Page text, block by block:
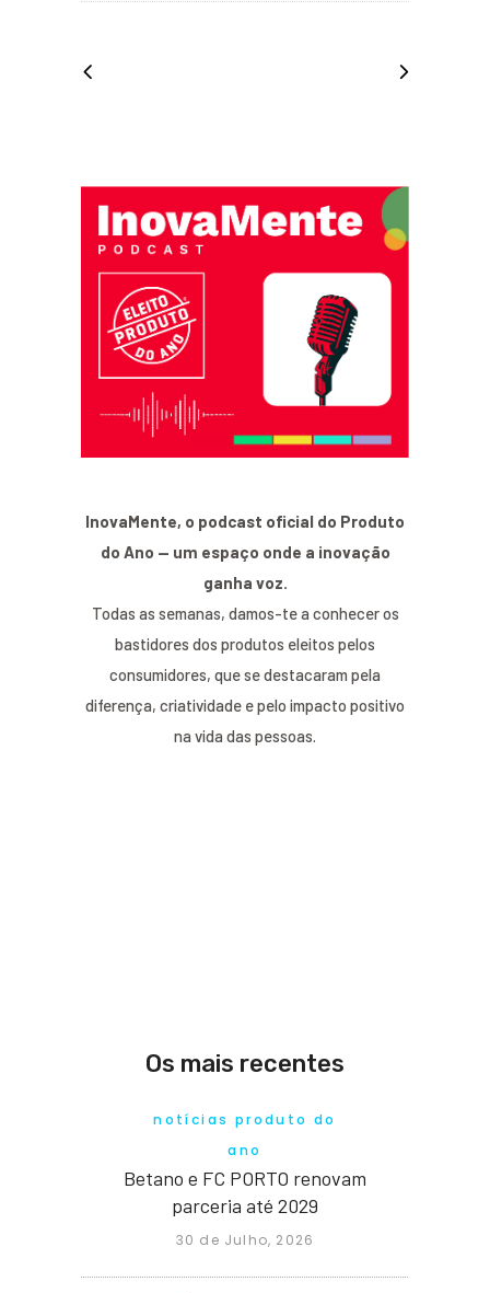
InovaMente, o podcast oficial do Produto
do Ano — um espaço onde a inovação
ganha voz.
Todas as semanas, damos-te a conhecer os
bastidores dos produtos eleitos pelos
consumidores, que se destacaram pela
diferença, criatividade e pelo impacto positivo
na vida das pessoas.
Os mais recentes
notícias produto do
ano
Betano e FC PORTO renovam
parceria até 2029
30 de Julho, 2026